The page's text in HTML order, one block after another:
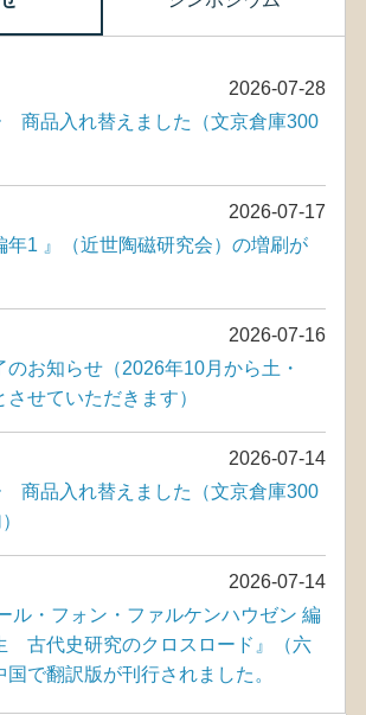
2026-07-28
商品入れ替えました（文京倉庫300
2026-07-17
年1 』（近世陶磁研究会）の増刷が
2026-07-16
のお知らせ（2026年10月から土・
させていただきます）
2026-07-14
商品入れ替えました（文京倉庫300
2026-07-14
ル・フォン・ファルケンハウゼン 編
古代史研究のクロスロード』（六
で翻訳版が刊行されました。